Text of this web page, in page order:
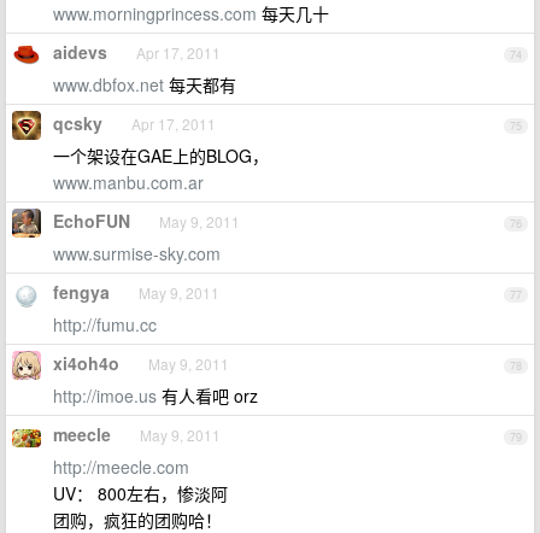
www.morningprincess.com 每天几十
74
aidevs Apr 17, 2011
www.dbfox.net 每天都有
75
qcsky Apr 17, 2011
一个架设在GAE上的BLOG，
www.manbu.com.ar
76
EchoFUN May 9, 2011
www.surmise-sky.com
77
fengya May 9, 2011
http://fumu.cc
78
xi4oh4o May 9, 2011
http://imoe.us 有人看吧 orz
79
meecle May 9, 2011
http://meecle.com
UV： 800左右，惨淡阿
团购，疯狂的团购哈！